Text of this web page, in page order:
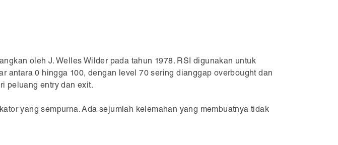
oleh J. Welles Wilder pada tahun 1978. RSI digunakan untuk
antara 0 hingga 100, dengan level 70 sering dianggap overbought dan
peluang entry dan exit.
yang sempurna. Ada sejumlah kelemahan yang membuatnya tidak